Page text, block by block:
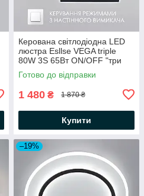
Керована світлодіодна LED
люстра Esllse VEGA triple
80W 3S 65Вт ON/OFF "три
квадрати" чорна
470х470х62мм BLACK/WHITE
Готово до відправки
1 480 ₴ 1 870 ₴
Купити
–19%